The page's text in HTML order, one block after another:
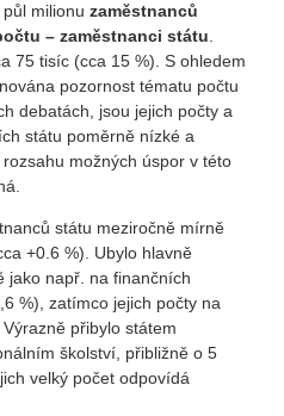
milionu zaměstnanců
– zaměstnanci státu.
75 tisíc (cca 15 %). S ohledem
pozornost tématu počtu
debatách, jsou jejich počty a
státu poměrně nízké a
možných úspor v této
státu meziročně mírně
+0.6 %). Ubylo hlavně
jako např. na finančních
%), zatímco jejich počty na
přibylo státem
školství, přibližně o 5
velký počet odpovídá